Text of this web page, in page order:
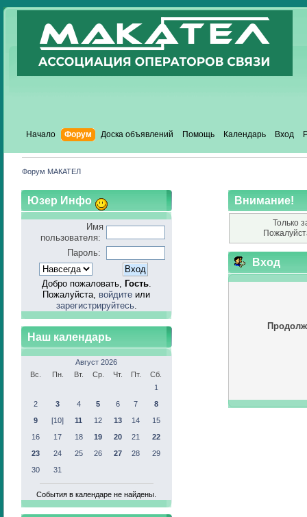
Начало Форум Доска объявлений Помощь Календарь Вход
Форум МАКАТЕЛ
Юзер Инфо
Имя
пользователя:
Пароль:
Добро пожаловать, Гость.
Пожалуйста, войдите или
зарегистрируйтесь.
Наш календарь
Август 2026
Вс.
Пн. Вт. Ср. Чт. Пт.
Сб.
1
2
3 4 5 6 7
8
9
[10] 11 12 13 14
15
16
17 18 19 20 21
22
23
24 25 26 27 28
29
30
31
События в календаре не найдены.
Внимание!
Только
Вход